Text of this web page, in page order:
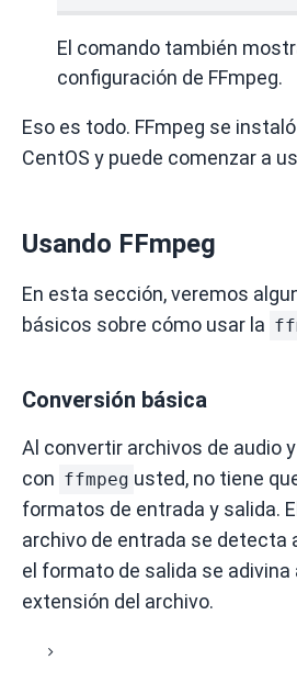
El comando también
configuración de FFmpeg.
Eso es todo. FFmpeg se
CentOS y puede comenzar a
Usando FFmpeg
En esta sección, veremos
básicos sobre cómo usar la
Conversión básica
Al convertir archivos de audio
con ffmpeg usted, no tiene
formatos de entrada y salida.
archivo de entrada se
el formato de salida se adivina
extensión del archivo.